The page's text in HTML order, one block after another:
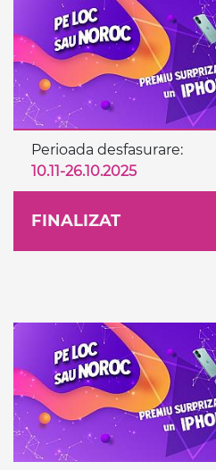
Perioada desfasurare:
10.11-26.10.2025
FINALIZAT